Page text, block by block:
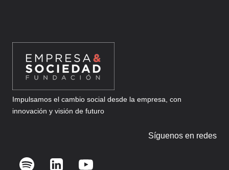
Impulsamos el cambio social desde la empresa, con
innovación y visión de futuro
Síguenos en redes